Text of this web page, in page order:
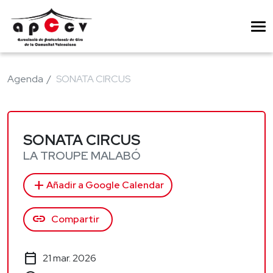
Agenda SONATA CIRCUS
SONATA CIRCUS
LA TROUPE MALABÓ
add Añadir a Google Calendar
link Compartir
calendar_today 21 mar. 2026